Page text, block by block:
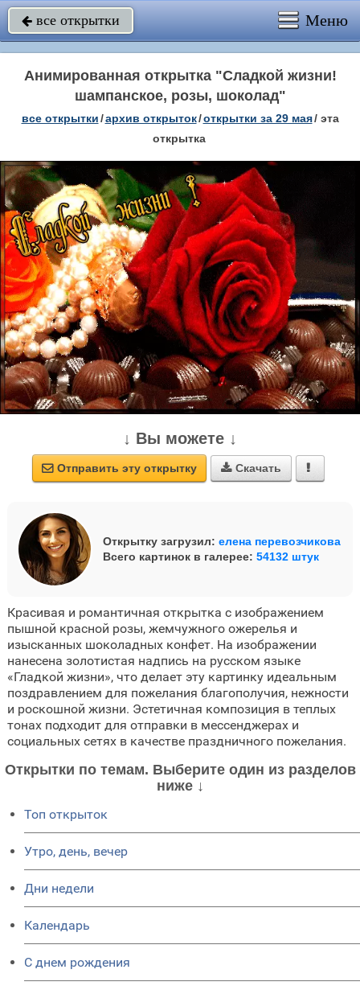
 все открытки Меню
Анимированная открытка "Сладкой жизни!
шампанское, розы, шоколад"
все открытки/архив открыток/открытки за 29 мая/ эта
открытка
↓ Вы можете ↓
 Отправить эту открытку  Скачать 
Открытку загрузил: елена перевозчикова
Всего картинок в галерее: 54132 штук
Красивая и романтичная открытка с изображением
пышной красной розы, жемчужного ожерелья и
изысканных шоколадных конфет. На изображении
нанесена золотистая надпись на русском языке
«Гладкой жизни», что делает эту картинку идеальным
поздравлением для пожелания благополучия, нежности
и роскошной жизни. Эстетичная композиция в теплых
тонах подходит для отправки в мессенджерах и
социальных сетях в качестве праздничного пожелания.
Открытки по темам. Выберите один из разделов
ниже ↓
Топ открыток
Утро, день, вечер
Дни недели
Календарь
C днем рождения